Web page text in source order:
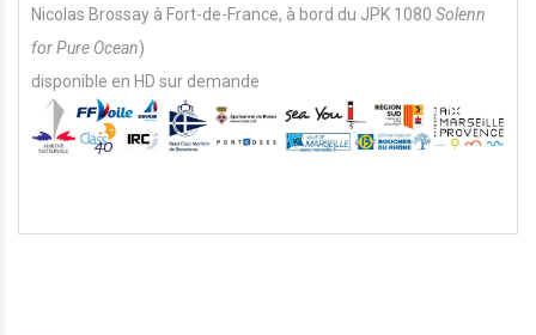
Nicolas Brossay à Fort-de-France, à bord du JPK 1080 Solenn
for Pure Ocean)
disponible en HD sur demande